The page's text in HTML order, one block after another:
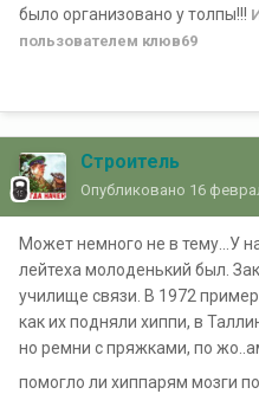
было организовано у толпы!!!
пользователем клюв69
Строитель
Опубликовано 16
Может немного не в тему...У
лейтеха молоденький был.
училище связи. В 1972
как их подняли хиппи, в
но ремни с пряжками, по
помогло ли хиппарям мозги